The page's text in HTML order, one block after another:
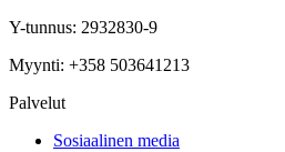
Y-tunnus: 2932830-9
Myynti: +358 503641213
Palvelut
Sosiaalinen media